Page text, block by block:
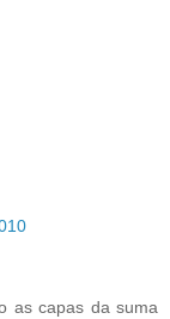
as capas da suma